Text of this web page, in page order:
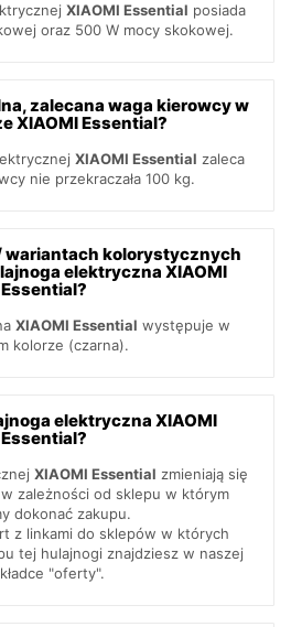
XIAOMI Essential posiada
oraz 500 W mocy skokowej.
zalecana waga kierowcy w
XIAOMI Essential?
XIAOMI Essential zaleca
nie przekraczała 100 kg.
wariantach kolorystycznych
elektryczna XIAOMI
Essential?
XIAOMI Essential występuje w
kolorze (czarna).
elektryczna XIAOMI
Essential?
XIAOMI Essential zmieniają się
zależności od sklepu w którym
dokonać zakupu.
z linkami do sklepów w których
tej hulajnogi znajdziesz w naszej
"oferty".